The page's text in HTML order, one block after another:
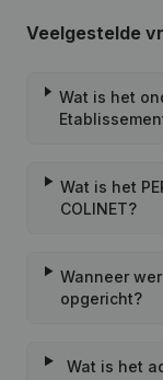
Veelgestelde
Wat is het
Wat is het
COLINET?
Wanneer
opgericht?
Wat is het